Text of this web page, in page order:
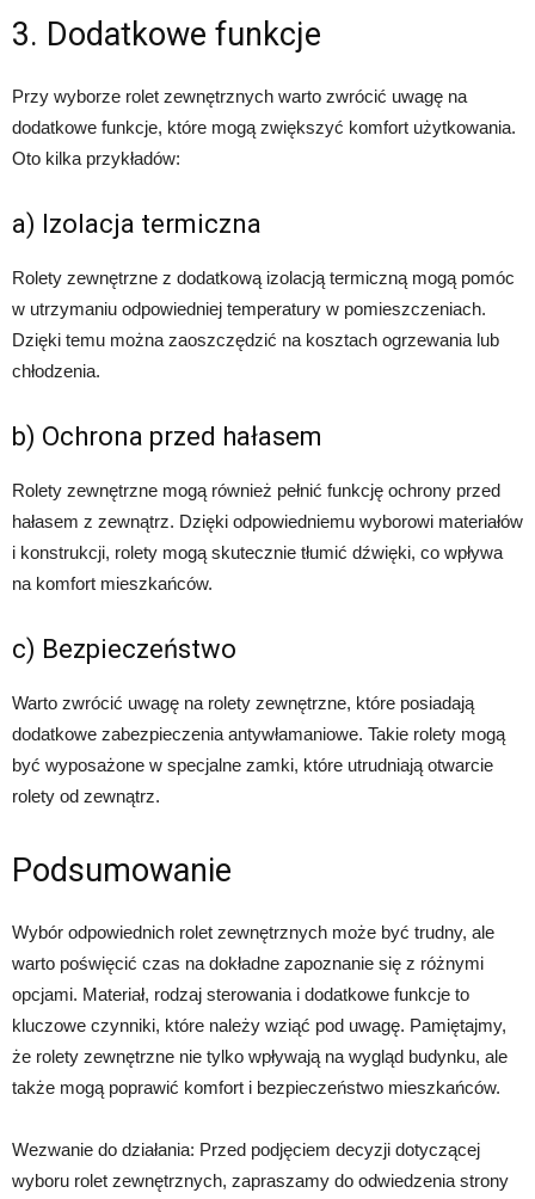
3. Dodatkowe funkcje
Przy wyborze rolet zewnętrznych warto zwrócić uwagę na
dodatkowe funkcje, które mogą zwiększyć komfort użytkowania.
Oto kilka przykładów:
a) Izolacja termiczna
Rolety zewnętrzne z dodatkową izolacją termiczną mogą pomóc
w utrzymaniu odpowiedniej temperatury w pomieszczeniach.
Dzięki temu można zaoszczędzić na kosztach ogrzewania lub
chłodzenia.
b) Ochrona przed hałasem
Rolety zewnętrzne mogą również pełnić funkcję ochrony przed
hałasem z zewnątrz. Dzięki odpowiedniemu wyborowi materiałów
i konstrukcji, rolety mogą skutecznie tłumić dźwięki, co wpływa
na komfort mieszkańców.
c) Bezpieczeństwo
Warto zwrócić uwagę na rolety zewnętrzne, które posiadają
dodatkowe zabezpieczenia antywłamaniowe. Takie rolety mogą
być wyposażone w specjalne zamki, które utrudniają otwarcie
rolety od zewnątrz.
Podsumowanie
Wybór odpowiednich rolet zewnętrznych może być trudny, ale
warto poświęcić czas na dokładne zapoznanie się z różnymi
opcjami. Materiał, rodzaj sterowania i dodatkowe funkcje to
kluczowe czynniki, które należy wziąć pod uwagę. Pamiętajmy,
że rolety zewnętrzne nie tylko wpływają na wygląd budynku, ale
także mogą poprawić komfort i bezpieczeństwo mieszkańców.
Wezwanie do działania: Przed podjęciem decyzji dotyczącej
wyboru rolet zewnętrznych, zapraszamy do odwiedzenia strony